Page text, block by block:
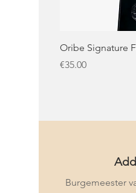
Oribe Signature
Price
€35.00
Burgemeester